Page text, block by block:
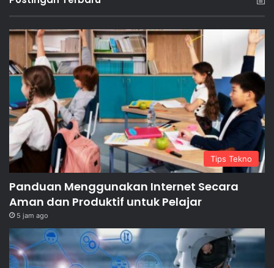
Tips Tekno
Panduan Menggunakan Internet Secara
Aman dan Produktif untuk Pelajar
5 jam ago